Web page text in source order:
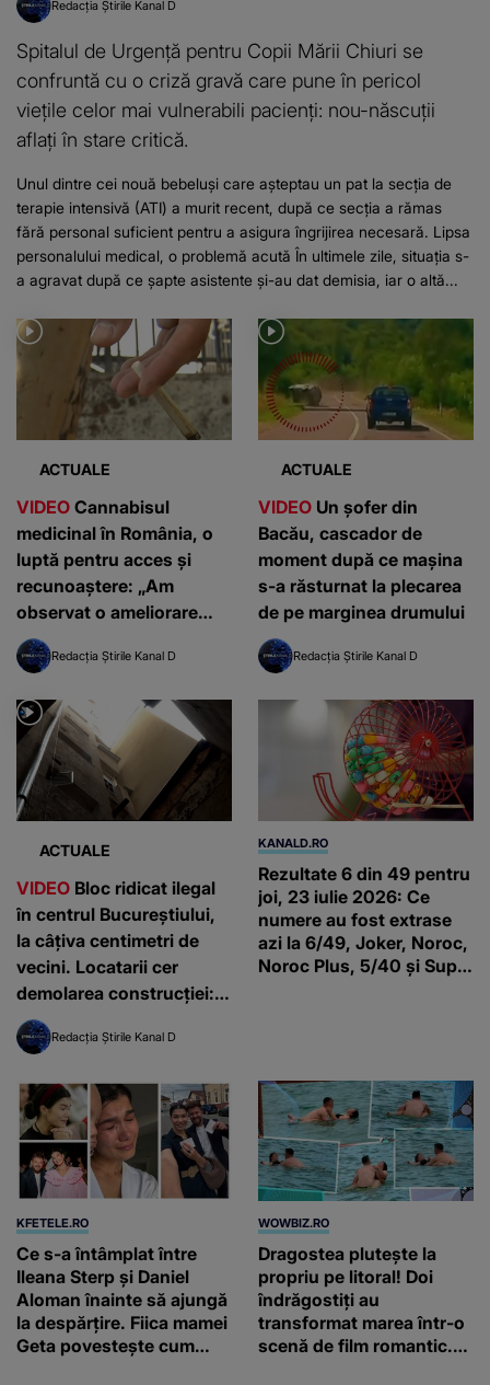
Redacția Știrile Kanal D
Spitalul de Urgență pentru Copii Mării Chiuri se
confruntă cu o criză gravă care pune în pericol
viețile celor mai vulnerabili pacienți: nou-născuții
aflați în stare critică.
Unul dintre cei nouă bebeluși care așteptau un pat la secția de
terapie intensivă (ATI) a murit recent, după ce secția a rămas
fără personal suficient pentru a asigura îngrijirea necesară. Lipsa
personalului medical, o problemă acută În ultimele zile, situația s-
a agravat după ce șapte asistente și-au dat demisia, iar o altă...
ACTUALE
VIDEO Cannabisul
medicinal în România, o
luptă pentru acces și
recunoaștere: „Am
observat o ameliorare
semnificativă”
Redacția Știrile Kanal D
ACTUALE
VIDEO Un șofer din
Bacău, cascador de
moment după ce mașina
s-a răsturnat la plecarea
de pe marginea drumului
Redacția Știrile Kanal D
ACTUALE
VIDEO Bloc ridicat ilegal
în centrul Bucureștiului,
la câțiva centimetri de
vecini. Locatarii cer
demolarea construcției:
”Este de penal”
Redacția Știrile Kanal D
KANALD.RO
Rezultate 6 din 49 pentru
joi, 23 iulie 2026: Ce
numere au fost extrase
azi la 6/49, Joker, Noroc,
Noroc Plus, 5/40 și Super
KFETELE.RO
Ce s-a întâmplat între
Ileana Sterp și Daniel
Aloman înainte să ajungă
la despărțire. Fiica mamei
Geta povestește cum
WOWBIZ.RO
Dragostea plutește la
propriu pe litoral! Doi
îndrăgostiți au
transformat marea într-o
scenă de film romantic.